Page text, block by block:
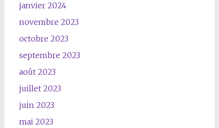
janvier 2024
novembre 2023
octobre 2023
septembre 2023
août 2023
juillet 2023
juin 2023
mai 2023